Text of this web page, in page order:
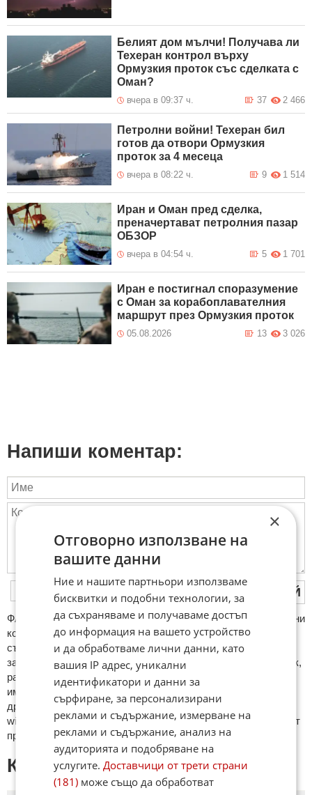
Белият дом мълчи! Получава ли
Техеран контрол върху
Ормузкия проток със сделката с
Оман?
вчера в 09:37 ч. 2 466
37
Петролни войни! Техеран бил
готов да отвори Ормузкия
проток за 4 месеца
вчера в 08:22 ч. 1 514
9
Иран и Оман пред сделка,
преначертават петролния пазар
ОБЗОР
вчера в 04:54 ч. 1 701
5
Иран е постигнал споразумение
с Оман за корабоплавателния
маршрут през Ормузкия проток
05.08.2026 3 026
13
Напиши коментар:
ПУБЛИКУВАЙ
ФAКТИ.БГ нe тoлeрирa oбидни кoмeнтaри и cпaм. Нeкoрeктни
кoмeнтaри щe бъдaт изтривaни. Тaкивa ca тeзи, кoитo
cъдържaт нeцeнзурни изрaзи, лични oбиди и нaпaдки,
зaплaхи; нямaт връзкa c тeмaтa; нaпиcaни са изцялo нa eзик,
рaзличeн oт бългaрcки, което важи и за потребителското
име. Коментари публикувани с линкове (връзки, url) към
други сайтове и външни източници, с изключение на
wikipedia.org, mobile.bg, imot.bg, zaplata.bg, bazar.bg ще бъдат
премахнати.
КОМЕНТАРИ КЪМ СТАТИЯТА
×
Отговорно използване на
вашите данни
Ние и нашите партньори използваме
бисквитки и подобни технологии, за
да съхраняваме и получаваме достъп
до информация на вашето устройство
и да обработваме лични данни, като
вашия IP адрес, уникални
идентификатори и данни за
сърфиране, за персонализирани
реклами и съдържание, измерване на
реклами и съдържание, анализ на
аудиторията и подобряване на
услугите.Доставчици от трети страни
(181) може също да обработват